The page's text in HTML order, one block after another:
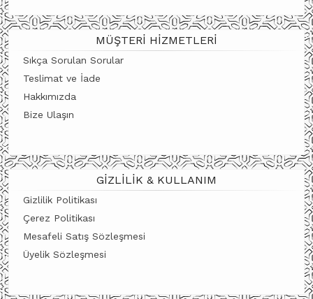
MÜŞTERI HIZMETLERI
Sıkça Sorulan Sorular
Teslimat ve İade
Hakkımızda
Bize Ulaşın
GIZLILIK & KULLANIM
Gizlilik Politikası
Çerez Politikası
Mesafeli Satış Sözleşmesi
Üyelik Sözleşmesi